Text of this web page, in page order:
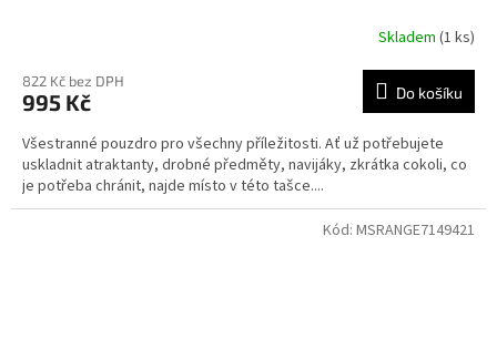
Skladem (1 ks)
822 Kč bez DPH
995 Kč Do košíku
Všestranné pouzdro pro všechny příležitosti. Ať už potřebujete
uskladnit atraktanty, drobné předměty, navijáky, zkrátka cokoli, co
je potřeba chránit, najde místo v této tašce....
Kód: MSRANGE7149421